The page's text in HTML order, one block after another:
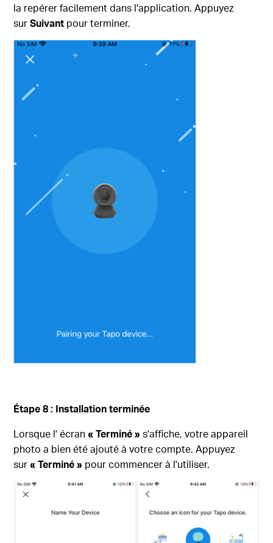
la repérer facilement dans l'application. Appuyez
surSuivant pour terminer.
Étape 8 : Installation terminée
Lorsque l' écran« Terminé » s'affiche, votre appareil
photo a bien été ajouté à votre compte. Appuyez
sur« Terminé » pour commencer à l'utiliser.